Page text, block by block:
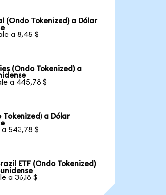
(Ondo Tokenized) a Dólar
a 8,45 $
(Ondo Tokenized) a
a 445,78 $
Tokenized) a Dólar
a 543,78 $
ETF (Ondo Tokenized)
a 36,18 $